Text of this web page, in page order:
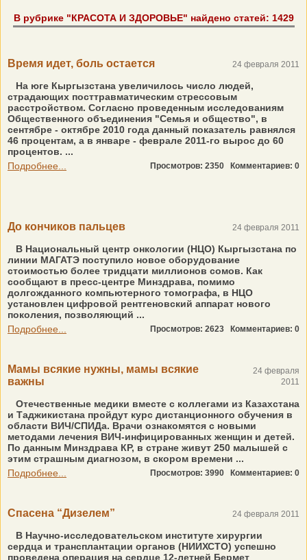
В рубрике "КРАСОТА И ЗДОРОВЬЕ" найдено статей: 1429
Время идет, боль остается 24 февраля 2011
На юге Кыргызстана увеличилось число людей,
страдающих посттравматическим стрессовым
расстройством. Согласно проведенным исследованиям
Общественного объединения "Семья и общество", в
сентябре - октябре 2010 года данный показатель равнялся
46 процентам, а в январе - феврале 2011-го вырос до 60
процентов. ...
Подробнее...
Просмотров: 2350 Комментариев: 0
До кончиков пальцев 24 февраля 2011
В Национальный центр онкологии (НЦО) Кыргызстана по
линии МАГАТЭ поступило новое оборудование
стоимостью более тридцати миллионов сомов. Как
сообщают в пресс-центре Минздрава, помимо
долгожданного компьютерного томографа, в НЦО
установлен цифровой рентгеновский аппарат нового
поколения, позволяющий ...
Подробнее...
Просмотров: 2623 Комментариев: 0
Мамы всякие нужны, мамы всякие
важны
24 февраля
2011
Отечественные медики вместе с коллегами из Казахстана
и Таджикистана пройдут курс дистанционного обучения в
области ВИЧ/СПИДа. Врачи ознакомятся с новыми
методами лечения ВИЧ-инфицированных женщин и детей.
По данным Минздрава КР, в стране живут 250 малышей с
этим страшным диагнозом, в скором времени ...
Подробнее...
Просмотров: 3990 Комментариев: 0
Спасена “Дизелем” 24 февраля 2011
В Научно-исследовательском институте хирургии
сердца и трансплантации органов (НИИХСТО) успешно
проведена операция на сердце 12-летней Бермет